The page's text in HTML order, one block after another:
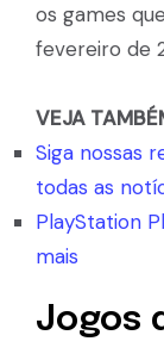
os games
fevereiro de
VEJA
Siga nossas
todas as
PlayStation
mais
Jogos